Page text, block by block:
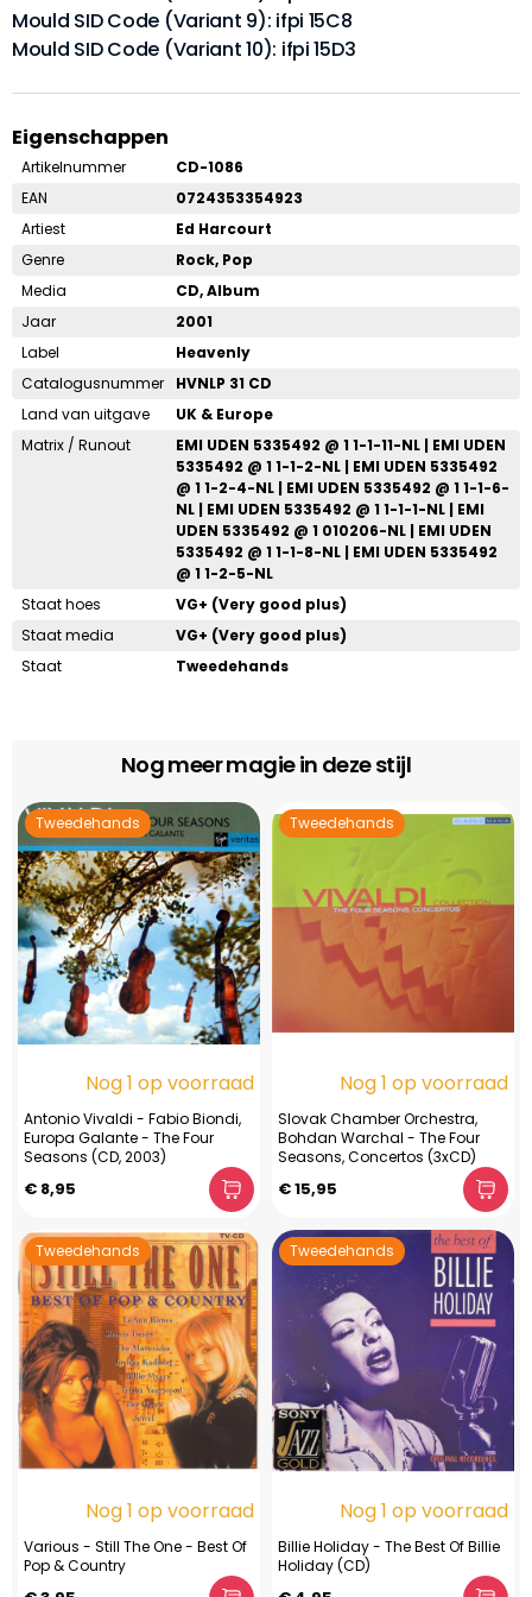
Mould SID Code (Variant 9): ifpi 15C8
Mould SID Code (Variant 10): ifpi 15D3
Eigenschappen
Artikelnummer
CD-1086
EAN
0724353354923
Artiest
Ed Harcourt
Genre
Rock, Pop
Media
CD, Album
Jaar
2001
Label
Heavenly
Catalogusnummer
HVNLP 31 CD
Land van uitgave
UK & Europe
Matrix / Runout
EMI UDEN 5335492 @ 1 1-1-11-NL | EMI UDEN
5335492 @ 1 1-1-2-NL | EMI UDEN 5335492
@ 1 1-2-4-NL | EMI UDEN 5335492 @ 1 1-1-6-
NL | EMI UDEN 5335492 @ 1 1-1-1-NL | EMI
UDEN 5335492 @ 1 010206-NL | EMI UDEN
5335492 @ 1 1-1-8-NL | EMI UDEN 5335492
@ 1 1-2-5-NL
Staat hoes
VG+ (Very good plus)
Staat media
VG+ (Very good plus)
Staat
Tweedehands
Nog meer magie in deze stijl
Tweedehands
Nog 1 op voorraad
Antonio Vivaldi - Fabio Biondi,
Europa Galante - The Four
Seasons (CD, 2003)
€ 8,95
Tweedehands
Nog 1 op voorraad
Slovak Chamber Orchestra,
Bohdan Warchal - The Four
Seasons, Concertos (3xCD)
€ 15,95
Tweedehands
Nog 1 op voorraad
Various - Still The One - Best Of
Pop & Country
Tweedehands
Nog 1 op voorraad
Billie Holiday - The Best Of Billie
Holiday (CD)